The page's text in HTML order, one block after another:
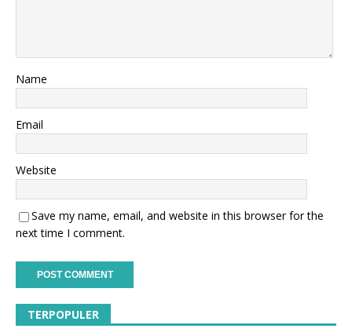
Name
Email
Website
Save my name, email, and website in this browser for the
next time I comment.
TERPOPULER